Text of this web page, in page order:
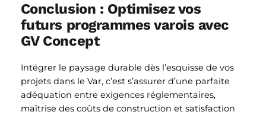
Conclusion : Optimisez vos
futurs programmes varois avec
GV Concept
Intégrer le paysage durable dès l’esquisse de vos
projets dans le Var, c’est s’assurer d’une parfaite
adéquation entre exigences réglementaires,
maîtrise des coûts de construction et satisfaction